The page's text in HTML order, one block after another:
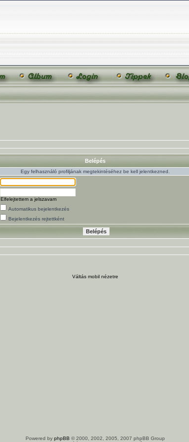
Belépés
Egy felhasználó profiljának megtekintéséhez be kell jelentkezned.
Elfelejtettem a jelszavam
Automatikus bejelentkezés
Bejelentkezés rejtettként
Váltás mobil nézetre
Powered by phpBB © 2000, 2002, 2005, 2007 phpBB Group